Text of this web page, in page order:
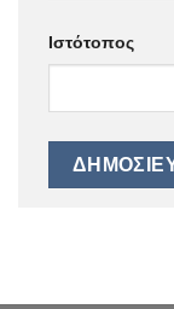
Ιστότοπος